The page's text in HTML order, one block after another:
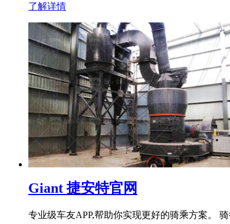
了解详情
Giant 捷安特官网
专业级车友APP,帮助你实现更好的骑乘方案。